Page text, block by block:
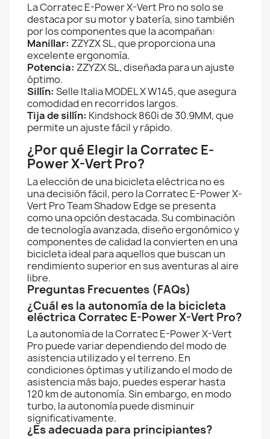
La Corratec E-Power X-Vert Pro no solo se
destaca por su motor y batería, sino también
por los componentes que la acompañan:
Manillar: ZZYZX SL, que proporciona una
excelente ergonomía.
Potencia: ZZYZX SL, diseñada para un ajuste
óptimo.
Sillín: Selle Italia MODEL X W145, que asegura
comodidad en recorridos largos.
Tija de sillín: Kindshock 860i de 30.9MM, que
permite un ajuste fácil y rápido.
¿Por qué Elegir la Corratec E-
Power X-Vert Pro?
La elección de una bicicleta eléctrica no es
una decisión fácil, pero la Corratec E-Power X-
Vert Pro Team Shadow Edge se presenta
como una opción destacada. Su combinación
de tecnología avanzada, diseño ergonómico y
componentes de calidad la convierten en una
bicicleta ideal para aquellos que buscan un
rendimiento superior en sus aventuras al aire
libre.
Preguntas Frecuentes (FAQs)
¿Cuál es la autonomía de la bicicleta
eléctrica Corratec E-Power X-Vert Pro?
La autonomía de la Corratec E-Power X-Vert
Pro puede variar dependiendo del modo de
asistencia utilizado y el terreno. En
condiciones óptimas y utilizando el modo de
asistencia más bajo, puedes esperar hasta
120 km de autonomía. Sin embargo, en modo
turbo, la autonomía puede disminuir
significativamente.
¿Es adecuada para principiantes?